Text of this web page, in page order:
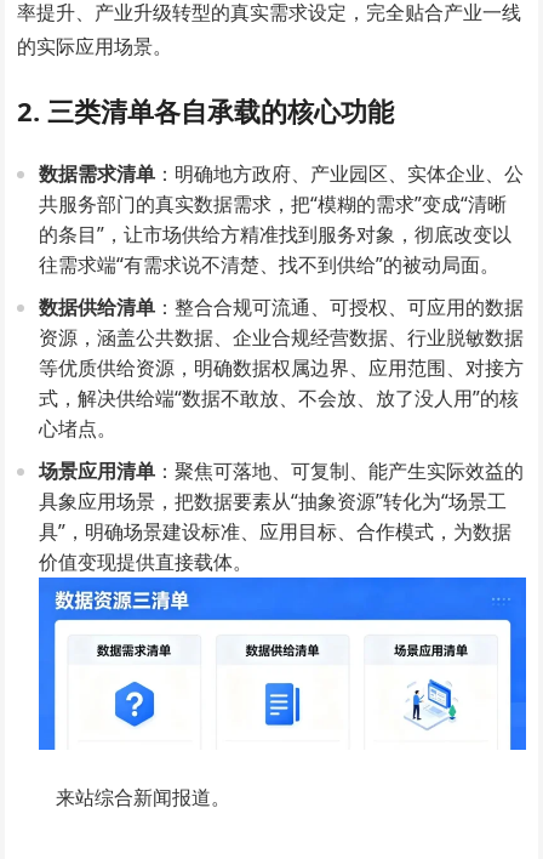
率提升、产业升级转型的真实需求设定，完全贴合产业一线
的实际应用场景。
2. 三类清单各自承载的核心功能
数据需求清单 ：明确地方政府、产业园区、实体企业、公
共服务部门的真实数据需求，把“模糊的需求”变成“清晰
的条目”，让市场供给方精准找到服务对象，彻底改变以
往需求端“有需求说不清楚、找不到供给”的被动局面。
数据供给清单 ：整合合规可流通、可授权、可应用的数据
资源，涵盖公共数据、企业合规经营数据、行业脱敏数据
等优质供给资源，明确数据权属边界、应用范围、对接方
式，解决供给端“数据不敢放、不会放、放了没人用”的核
心堵点。
场景应用清单 ：聚焦可落地、可复制、能产生实际效益的
具象应用场景，把数据要素从“抽象资源”转化为“场景工
具”，明确场景建设标准、应用目标、合作模式，为数据
价值变现提供直接载体。
来站综合新闻报道。